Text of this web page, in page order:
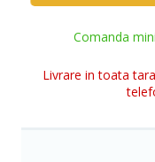
Comanda
Livrare in toata